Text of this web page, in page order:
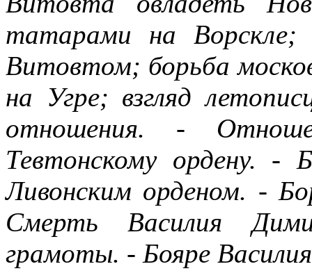
татарами на Ворскле;
Витовтом; борьба
на Угре; взгляд
отношения. -
Тевтонскому ордену. -
Ливонским орденом. -
Смерть Василия
грамоты. - Бояре Василия